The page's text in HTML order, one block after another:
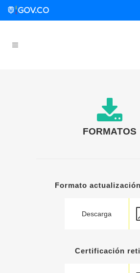
FORMATOS
Formato
Descarga
Certificación